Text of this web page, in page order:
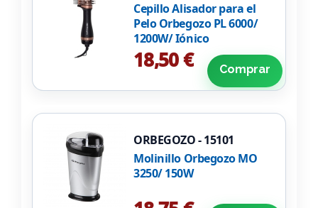
Cepillo Alisador para el
Pelo Orbegozo PL 6000/
1200W/ Iónico
18,50 € Comprar
ORBEGOZO - 15101
Molinillo Orbegozo MO
3250/ 150W